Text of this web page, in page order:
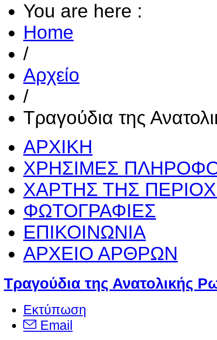
You are here :
Home
/
Αρχείο
/
Τραγούδια της
ΑΡΧΙΚΗ
ΧΡΗΣΙΜΕΣ
ΧΑΡΤΗΣ ΤΗΣ
ΦΩΤΟΓΡΑΦΙΕΣ
ΕΠΙΚΟΙΝΩΝΙΑ
ΑΡΧΕΙΟ ΑΡΘΡΩΝ
Τραγούδια της Ανατολικής
Εκτύπωση
Email